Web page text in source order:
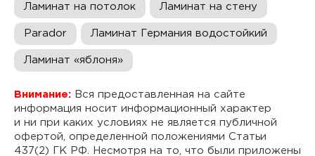
Ламинат на потолок Ламинат на стену
Parador Ламинат Германия водостойкий
Ламинат «яблоня»
Внимание: Вся предоставленная на сайте
информация носит информационный характер
и ни при каких условиях не является публичной
офертой, определенной положениями Статьи
437(2) ГК РФ. Несмотря на то, что были приложены